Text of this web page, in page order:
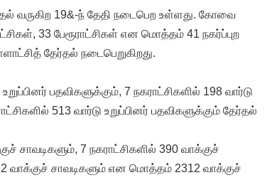
வருகிற 19&-ந் தேதி நடைபெற உள்ளது. கோவை
33 பேரூராட்சிகள் என மொத்தம் 41 நகர்ப்புற
தேர்தல் நடைபெறுகிறது.
பதவிகளுக்கும், 7 நகராட்சிகளில் 198 வார்டு
513 வார்டு உறுப்பினர் பதவிகளுக்கும் தேர்தல்
சாவடிகளும், 7 நகராட்சிகளில் 390 வாக்குச்
வாக்குச் சாவடிகளும் என மொத்தம் 2312 வாக்குச்